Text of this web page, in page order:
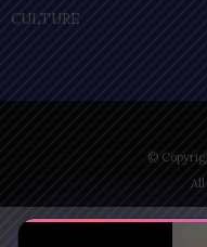
CULTURE
©